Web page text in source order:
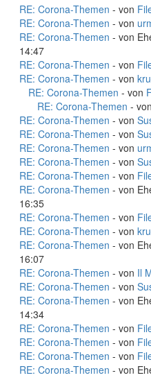
RE: Corona-Themen - von
RE: Corona-Themen - von
RE: Corona-Themen - von
14:47
RE: Corona-Themen - von
RE: Corona-Themen - von
RE: Corona-Themen - von
RE: Corona-Themen - von
RE: Corona-Themen - von
RE: Corona-Themen - von
RE: Corona-Themen - von
RE: Corona-Themen - von
RE: Corona-Themen - von
RE: Corona-Themen - von
16:35
RE: Corona-Themen - von
RE: Corona-Themen - von
RE: Corona-Themen - von
16:07
RE: Corona-Themen - von Il
RE: Corona-Themen - von
RE: Corona-Themen - von
14:34
RE: Corona-Themen - von
RE: Corona-Themen - von
RE: Corona-Themen - von
RE: Corona-Themen - von